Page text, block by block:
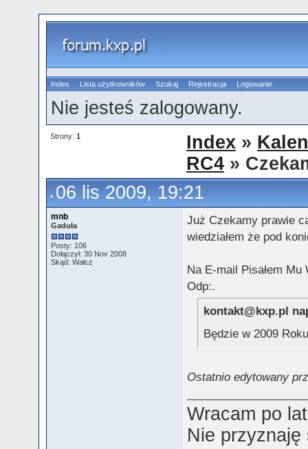
Index Lista użytkowników Szukaj Rejestracja Logowanie
Nie jesteś zalogowany.
Strony: 1 Index »
RC4 »
06 lis 2009, 19:21
mnb
Gaduła
Posty: 106
Dołączył: 30 Nov 2008
Skąd: Wałcz
Już Czekamy prawie
wiedziałem że pod
Na E-mail Pisałem Mu
Odp:.
kontakt@kxp.pl
Będzie w 2009 Roku
Ostatnio edytowany
Wracam po
Nie